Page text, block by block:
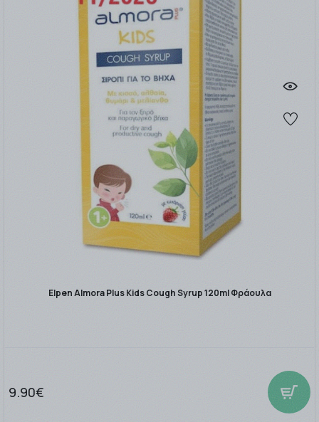
Elpen Almora Plus Kids Cough Syrup 120ml Φράουλα
9.90€